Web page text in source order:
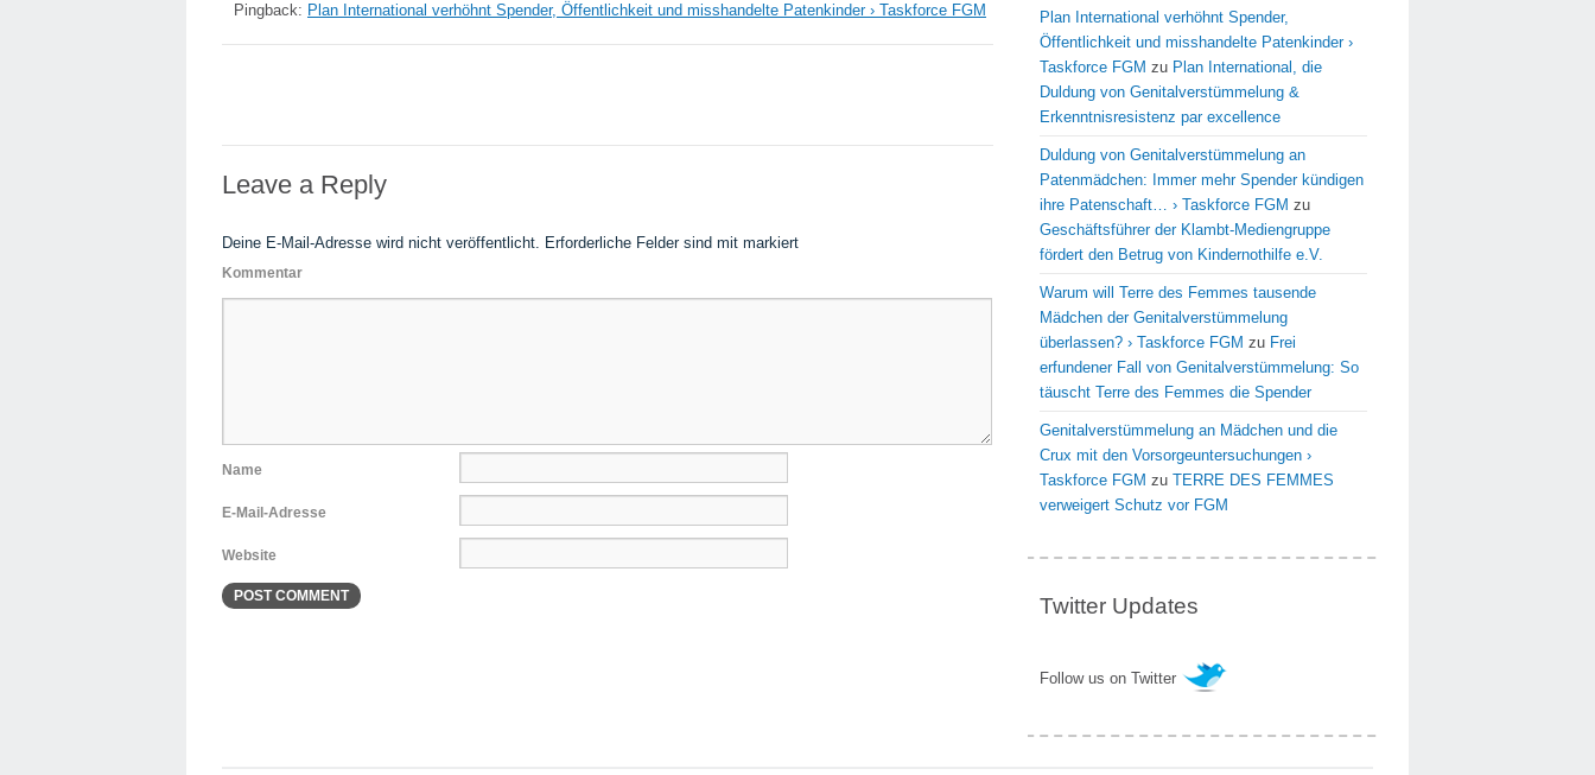
Pingback: Plan International verhöhnt Spender, Öffentlichkeit und misshandelte Patenkinder › Taskforce FGM
Leave a Reply
Deine E-Mail-Adresse wird nicht veröffentlicht. Erforderliche Felder sind mit markiert
Kommentar
Name
E-Mail-Adresse
Website
Plan International verhöhnt Spender,
Öffentlichkeit und misshandelte Patenkinder ›
Taskforce FGM zu Plan International, die
Duldung von Genitalverstümmelung &
Erkenntnisresistenz par excellence
Duldung von Genitalverstümmelung an
Patenmädchen: Immer mehr Spender kündigen
ihre Patenschaft… › Taskforce FGM zu
Geschäftsführer der Klambt-Mediengruppe
fördert den Betrug von Kindernothilfe e.V.
Warum will Terre des Femmes tausende
Mädchen der Genitalverstümmelung
überlassen? › Taskforce FGM zu Frei
erfundener Fall von Genitalverstümmelung: So
täuscht Terre des Femmes die Spender
Genitalverstümmelung an Mädchen und die
Crux mit den Vorsorgeuntersuchungen ›
Taskforce FGM zu TERRE DES FEMMES
verweigert Schutz vor FGM
Twitter Updates
Follow us on Twitter